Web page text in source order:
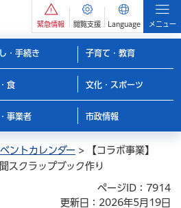
緊急情報 閲覧支援 Language メニュー
・手続き 子育て・教育
食 文化・スポーツ
事業者 市政情報
ントカレンダー > 【コラボ事業】
スクラップブック作り
ページID：7914
更新日：2026年5月19日